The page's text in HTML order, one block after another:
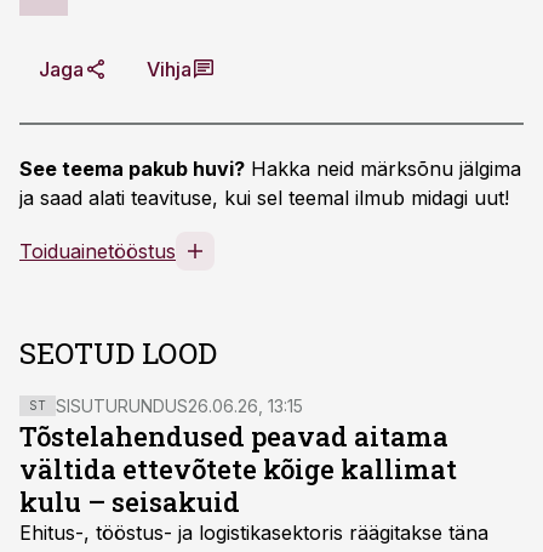
Jaga Vihja
See teema pakub huvi? Hakka neid märksõnu jälgima
ja saad alati teavituse, kui sel teemal ilmub midagi uut!
Toiduainetööstus
SEOTUD LOOD
ST SISUTURUNDUS26.06.26, 13:15
Tõstelahendused peavad aitama
vältida ettevõtete kõige kallimat
kulu – seisakuid
Ehitus-, tööstus- ja logistikasektoris räägitakse täna